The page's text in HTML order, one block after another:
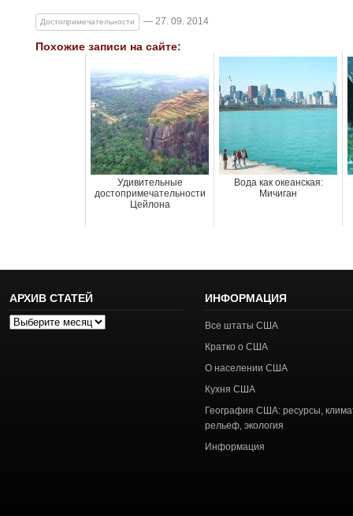
Достопримечательности — 27. 09. 2014
Похожие записи на сайте:
Удивительные
достопримечательности
Цейлона
Вода как океанская:
Мичиган
АРХИВ СТАТЕЙ
Архив
ИНФОРМАЦИЯ
Все штаты США
Кратко о США
О населении США
Кухня США
География США: ресурсы,
рельеф, экология
Информация